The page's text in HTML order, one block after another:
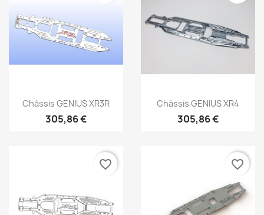
Aperçu rapide
Châssis GENIUS XR3R
305,86 €
Aperçu rapide
Châssis GENIUS XR4
305,86 €
favorite_border favorite_border